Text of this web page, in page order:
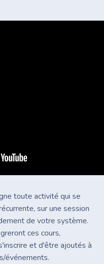
toute activité qui se
sur une session
de votre système.
ces cours,
et d'être ajoutés à
événements.